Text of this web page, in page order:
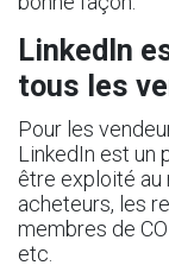
LinkedIn
tous les
Pour les
LinkedIn est un
être exploité au
acheteurs, les
membres de
etc.